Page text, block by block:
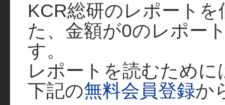
KCR総研のレポート
た、金額が0のレポー
す。
レポートを読むため
下記の無料会員登録か